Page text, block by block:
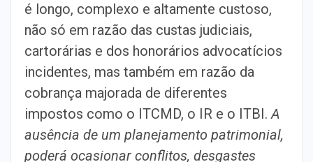
é longo, complexo e altamente custoso,
não só em razão das custas judiciais,
cartorárias e dos honorários advocatícios
incidentes, mas também em razão da
cobrança majorada de diferentes
impostos como o ITCMD, o IR e o ITBI.A
ausência de um planejamento patrimonial,
poderá ocasionar conflitos, desgastes